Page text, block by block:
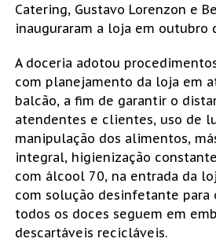
Catering, Gustavo Lorenzon e
inauguraram a loja em outubro
A doceria adotou
com planejamento da loja em
balcão, a fim de garantir o
atendentes e clientes, uso de
manipulação dos alimentos,
integral, higienização
com álcool 70, na entrada da
com solução desinfetante para
todos os doces seguem em
descartáveis recicláveis.